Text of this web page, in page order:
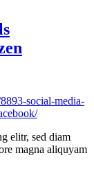
social-media-
elitr, sed diam
magna aliquyam